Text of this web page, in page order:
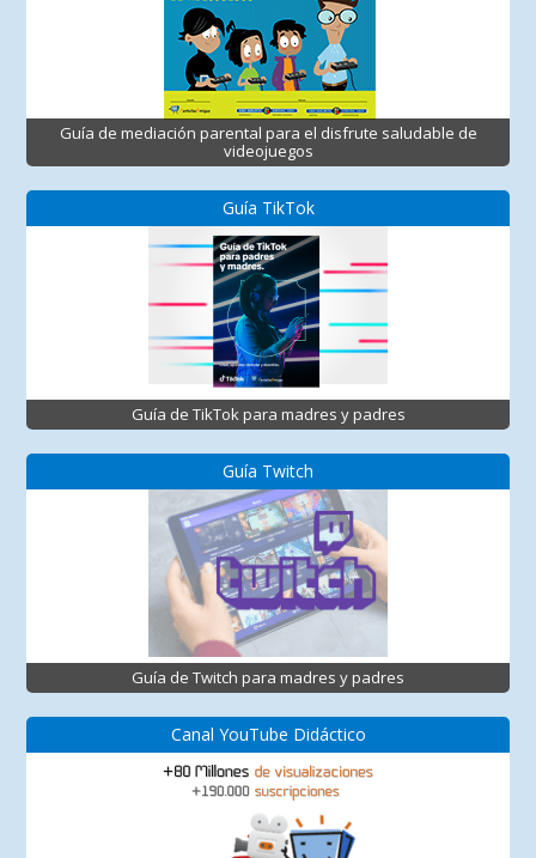
Guía de mediación parental para el disfrute saludable de
videojuegos
Guía TikTok
Guía de TikTok para madres y padres
Guía Twitch
Guía de Twitch para madres y padres
Canal YouTube Didáctico